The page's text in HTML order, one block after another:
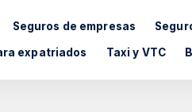
Seguros de empresas
expatriados Taxi y VTC